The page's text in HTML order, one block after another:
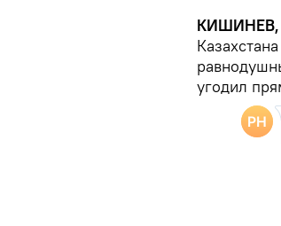
КИШИНЕВ,
угодил